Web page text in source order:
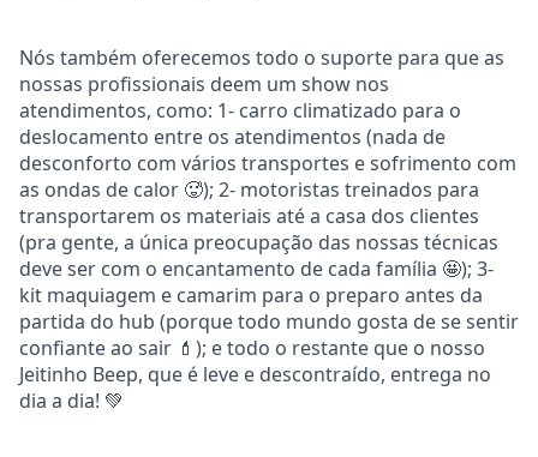
Nós também oferecemos todo o suporte para que as
nossas profissionais deem um show nos
atendimentos, como: 1- carro climatizado para o
deslocamento entre os atendimentos (nada de
desconforto com vários transportes e sofrimento com
as ondas de calor 🥵); 2- motoristas treinados para
transportarem os materiais até a casa dos clientes
(pra gente, a única preocupação das nossas técnicas
deve ser com o encantamento de cada família 🤩); 3-
kit maquiagem e camarim para o preparo antes da
partida do hub (porque todo mundo gosta de se sentir
confiante ao sair 💄); e todo o restante que o nosso
Jeitinho Beep, que é leve e descontraído, entrega no
dia a dia! 💚